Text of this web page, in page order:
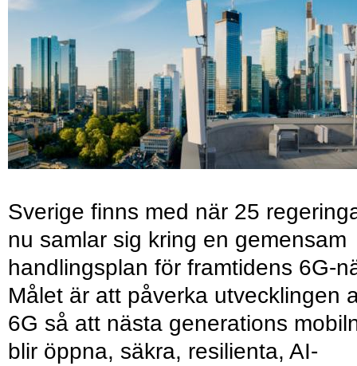
Sverige finns med när 25
nu samlar sig kring en gemensam
handlingsplan för framtidens 6G-
Målet är att påverka utvecklingen
6G så att nästa generations
blir öppna, säkra, resilienta, AI-